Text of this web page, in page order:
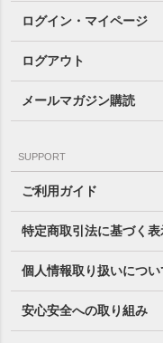
ログイン・マイページ
ログアウト
メールマガジン購読
SUPPORT
ご利用ガイド
特定商取引法に基づく表
個人情報取り扱いについ
安心安全への取り組み